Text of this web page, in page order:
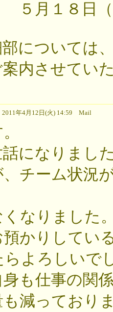
月１８日（
については
させていた
年4月12日(火) 14:59 Mail
になりまし
チーム状況
なりました
預かりしてい
らよろしいで
身も仕事の関
減っており